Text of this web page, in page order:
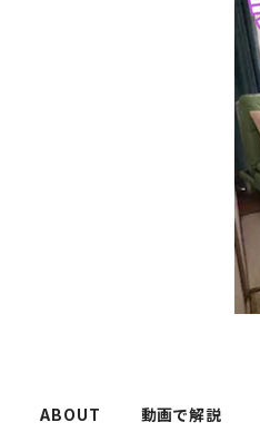
ABOUT 動画で解説